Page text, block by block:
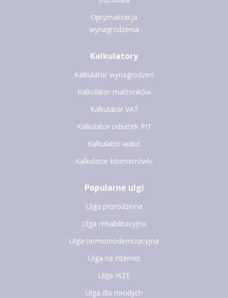
Optymalizacja
wynagrodzenia
Kalkulatory
Kalkulator wynagrodzeń
Kalkulator małżonków
Kalkulator VAT
Kalkulator odsetek PIT
Kalkulator walut
Kalkulator kilometrówki
Popularne ulgi
Ulga prorodzinna
Ulga rehabilitacyjna
Ulga termomodernizacyjna
Ulga na internet
Ulga IKZE
Ulga dla młodych